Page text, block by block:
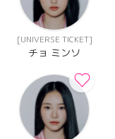
[UNIVERSE TICKET]
チョ ミンソ